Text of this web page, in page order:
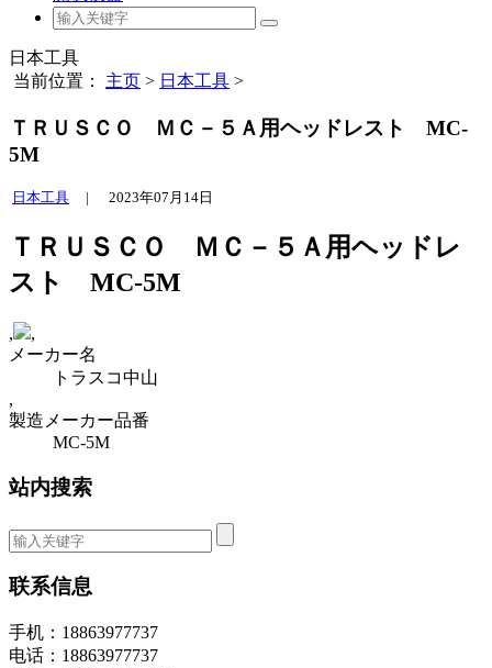
日本工具
当前位置： 主页 > 日本工具 >
ＴＲＵＳＣＯ ＭＣ－５Ａ用ヘッドレスト MC-
5M
日本工具 | 2023年07月14日
ＴＲＵＳＣＯ ＭＣ－５Ａ用ヘッドレ
スト MC-5M
,
,
メーカー名
トラスコ中山
,
製造メーカー品番
MC-5M
站内搜索
联系信息
手机：18863977737
电话：18863977737